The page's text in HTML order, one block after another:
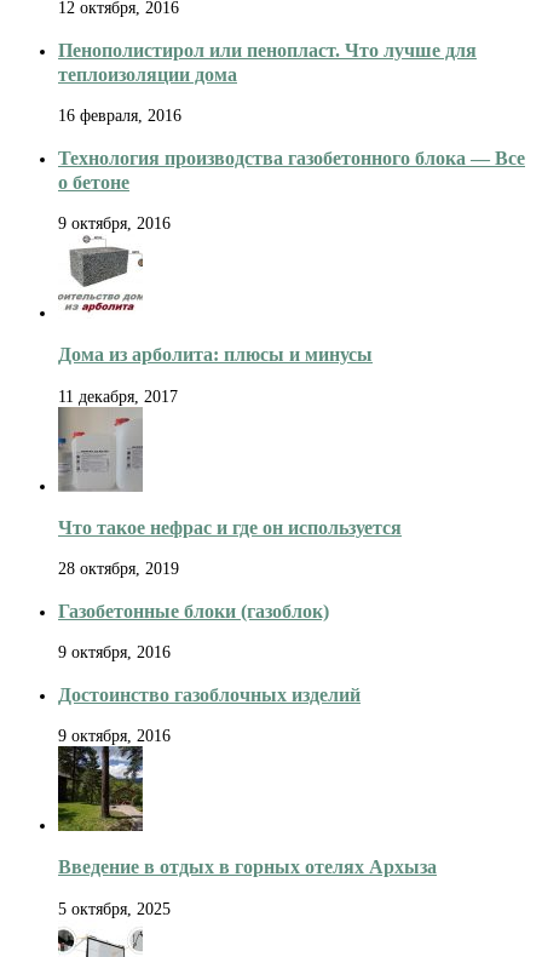
12 октября, 2016
Пенополистирол или пенопласт. Что лучше для
теплоизоляции дома
16 февраля, 2016
Технология производства газобетонного блока — Все
о бетоне
9 октября, 2016
Дома из арболита: плюсы и минусы
11 декабря, 2017
Что такое нефрас и где он используется
28 октября, 2019
Газобетонные блоки (газоблок)
9 октября, 2016
Достоинство газоблочных изделий
9 октября, 2016
Введение в отдых в горных отелях Архыза
5 октября, 2025